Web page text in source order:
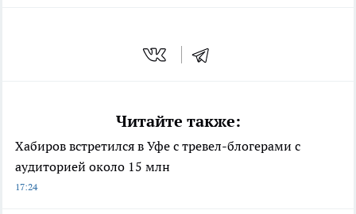
Читайте также:
Хабиров встретился в Уфе с тревел-блогерами с
аудиторией около 15 млн
17:24